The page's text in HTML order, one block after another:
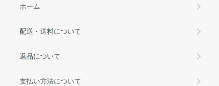
ホーム
配送・送料について
返品について
支払い方法について